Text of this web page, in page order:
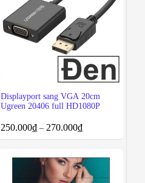
Displayport sang VGA 20cm
Ugreen 20406 full HD1080P
250.000₫ –270.000₫